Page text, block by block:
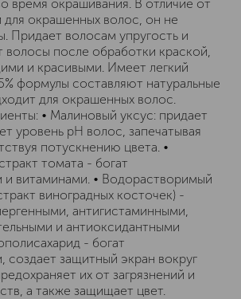
время окрашивания. В отличие от
окрашенных волос, он не
Придает волосам упругость и
волосы после обработки краской,
и красивыми. Имеет легкий
формулы составляют натуральные
для окрашенных волос.
• Малиновый уксус: придает
уровень pH волос, запечатывая
потускнению цвета. •
томата - богат
и витаминами. • Водорастворимый
виноградных косточек) -
антигистаминными,
и антиоксидантными
- богат
создает защитный экран вокруг
их от загрязнений и
а также защищает цвет.